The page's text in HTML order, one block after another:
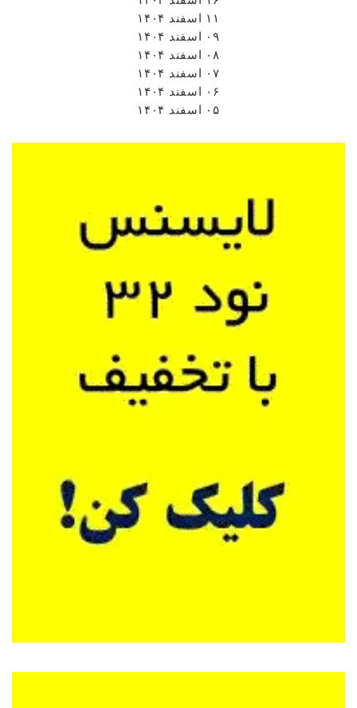
۱۱ اسفند ۱۴۰۴
۰۹ اسفند ۱۴۰۴
۰۸ اسفند ۱۴۰۴
۰۷ اسفند ۱۴۰۴
۰۶ اسفند ۱۴۰۴
۰۵ اسفند ۱۴۰۴